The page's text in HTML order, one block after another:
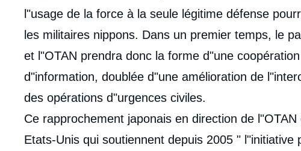
l"usage de la force à la seule légitime défense
les militaires nippons. Dans un premier temps, le
et l"OTAN prendra donc la forme d"une
d"information, doublée d"une amélioration de
des opérations d"urgences civiles.
Ce rapprochement japonais en direction de
Etats-Unis qui soutiennent depuis 2005 "
de
la
publication